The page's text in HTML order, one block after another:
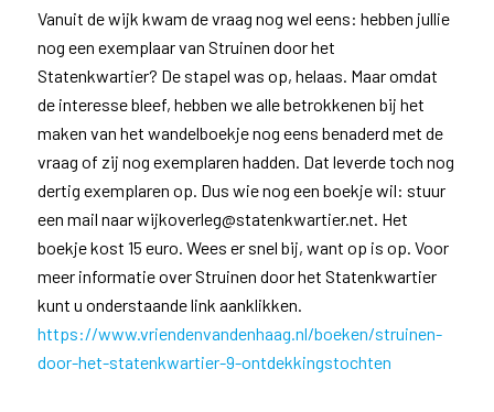
Vanuit de wijk kwam de vraag nog wel eens: hebben jullie
nog een exemplaar van Struinen door het
Statenkwartier? De stapel was op, helaas. Maar omdat
de interesse bleef, hebben we alle betrokkenen bij het
maken van het wandelboekje nog eens benaderd met de
vraag of zij nog exemplaren hadden. Dat leverde toch nog
dertig exemplaren op. Dus wie nog een boekje wil: stuur
een mail naar wijkoverleg@statenkwartier.net. Het
boekje kost 15 euro. Wees er snel bij, want op is op. Voor
meer informatie over Struinen door het Statenkwartier
kunt u onderstaande link aanklikken.
https://www.vriendenvandenhaag.nl/boeken/struinen-
door-het-statenkwartier-9-ontdekkingstochten